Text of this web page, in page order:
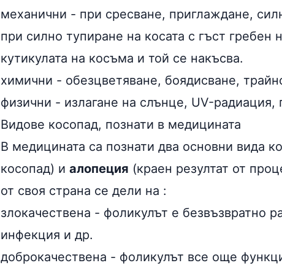
механични - при сресване, приглаждане,
при силно тупиране на косата с гъст гребен
кутикулата на косъма и той се накъсва.
химични - обезцветяване, боядисване,
физични - излагане на слънце, UV-радиация,
Видове косопад, познати в медицината
В медицината са познати два основни вида
косопад) и алопеция (краен резултат от
от своя страна се дели на :
злокачествена - фоликулът е безвъзвратно
инфекция и др.
доброкачествена - фоликулът все още